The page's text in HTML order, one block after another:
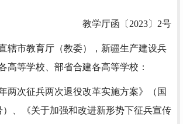
教学厅函〔2023〕2号
辖市教育厅（教委），新疆生产建设兵
高等学校、部省合建各高等学校：
两次征兵两次退役改革实施方案》（国
）、《关于加强和改进新形势下征兵宣传